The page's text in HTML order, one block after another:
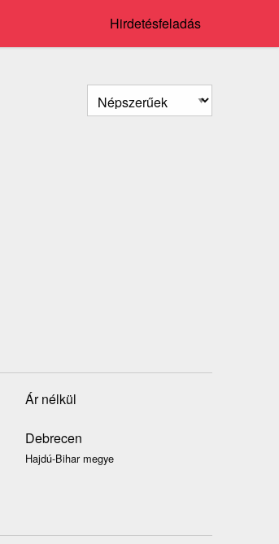
Hirdetésfeladás
Ár nélkül
Debrecen
Hajdú-Bihar megye